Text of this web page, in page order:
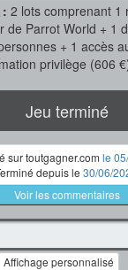
2 lots comprenant 1
Parrot World + 1
+ 1 accès
privilège (606
Jeu terminé
sur toutgagner.com le
depuis le 30/06/
Voir les commentaires
Affichage personnalisé